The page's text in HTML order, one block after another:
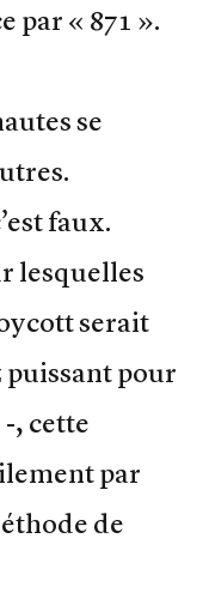
par « 871 ».
se
faux.
lesquelles
serait
puissant pour
, cette
par
de